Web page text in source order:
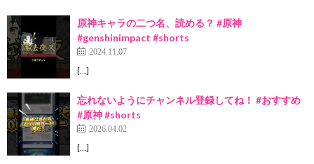
原神キャラの二つ名、読める？ #原神
#genshinimpact #shorts
2024.11.07
[…]
忘れないようにチャンネル登録してね！ #おすすめ
#原神 #shorts
2026.04.02
[…]